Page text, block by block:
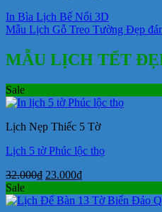
In Bìa Lịch Bế Nổi 3D
Mẫu Lịch Gỗ Treo Tường Đẹp
MẪU LỊCH TẾT
Sale
Lịch Nẹp Thiếc 5 Tờ
Lịch 5 tờ Phúc lộc thọ
32.000₫ Giá
là:
23.000₫Giá
tại
Sale